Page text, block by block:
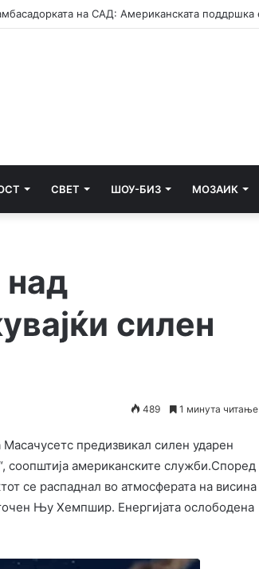
СВЕТ ШОУ-БИЗ МОЗАИК
силен
489 1 минута читање
предизвикал силен ударен
соопштија американските служби.Според
се распаднал во атмосферата на висина
Њу Хемпшир. Енергијата ослободена